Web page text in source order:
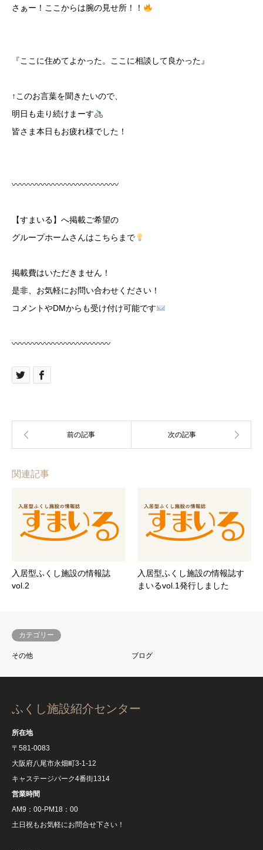
さぁー！ここからは腕の見せ所！！
『ここに住めてよかった。ここに相談して良かった』
↑このお言葉を聞きたいので、
明日も走り続けまーす
皆さま本日もお疲れ様でした！
〰︎〰︎〰︎〰︎〰︎〰︎〰︎〰︎〰︎〰︎〰︎〰︎〰︎
【すまいる】へ掲載ご希望の
グループホームさんはこちらまで
掲載費はいただきません！
是非、お気軽にお問い合わせください！
コメントやDMからも受け付け可能です
︎〰︎〰︎〰︎〰︎〰︎〰︎〰︎〰︎〰︎〰︎〰︎〰︎
関連記事
入居型ふくし施設の情報誌
vol.2
入居型ふくし施設の情報誌す
まいるvol.1発行しました
カテゴリー
その他 ブログ
ふくし施設紹介センター
所在地
〒581-0083
大阪府八尾市永畑町3-1-12
キャステージパーク4番街1314
営業時間
AM9：00‐PM18：00
土日祝もお気軽にお問合せ下さい！